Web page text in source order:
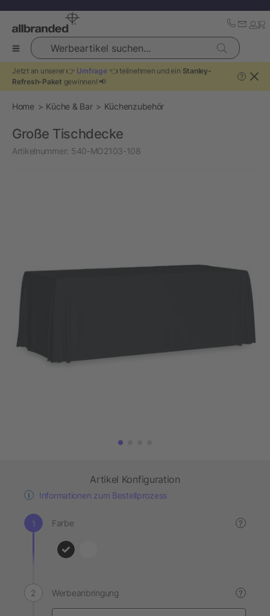
Werbeartikel suchen...
Jetzt an unserer 👉 Umfrage👈 teilnehmen und ein Stanley-
Refresh-Paket gewinnen! 📢
?
Home Küche & Bar Küchenzubehör
Große Tischdecke
Artikelnummer: 540-MO2103-108
Artikel Konfiguration
Informationen zum Bestellprozess
Farbe ?
Werbeanbringung ?